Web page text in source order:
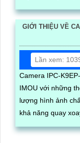
GIỚI THIỆU VỀ
Lần xem:
Camera IPC-
IMOU với những
lượng hình ảnh
khả năng quay